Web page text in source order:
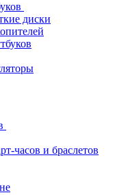
диски
часов и браслетов